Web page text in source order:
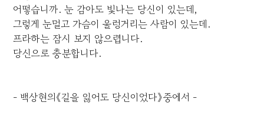
어떻습니까. 눈 감아도 빛나는 당신이 있는데,
그렇게 눈멀고 가슴이 울렁거리는 사람이 있는데.
프라하는 잠시 보지 않으렵니다.
당신으로 충분합니다.
- 백상현의《길을 잃어도 당신이었다》중에서 -